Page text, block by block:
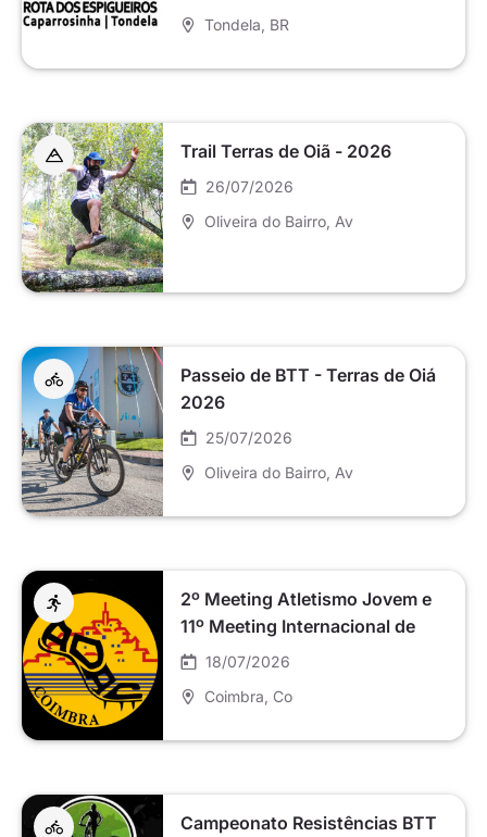
Tondela , BR
Trail Terras de Oiã - 2026
26/07/2026
Oliveira do Bairro , Av
Passeio de BTT - Terras de Oiá
2026
25/07/2026
Oliveira do Bairro , Av
2º Meeting Atletismo Jovem e
11º Meeting Internacional de
Atletismo Master “Cidade
18/07/2026
Coimbra , Co
Campeonato Resistências BTT